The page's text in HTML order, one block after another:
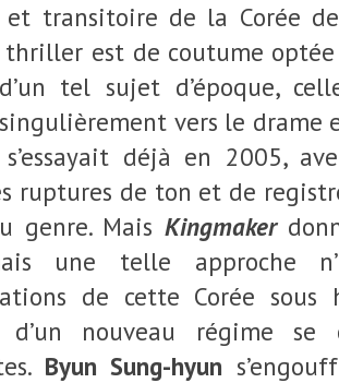
et transitoire de la Corée
est de coutume
tel sujet d’époque,
vers le drame
s’essayait déjà en 2005,
ruptures de ton et de
genre. Mais Kingmaker
une telle approche
de cette Corée
d’un nouveau régime se
Byun Sung-hyun